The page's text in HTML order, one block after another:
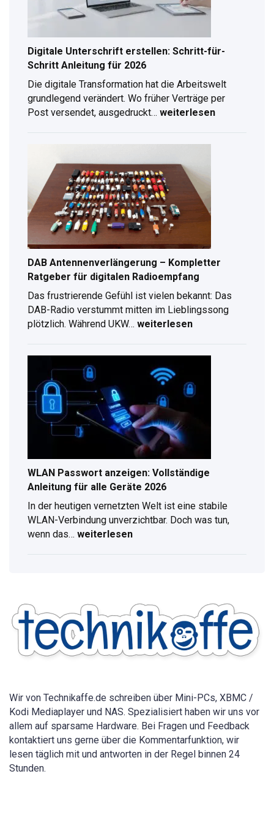
Digitale Unterschrift erstellen: Schritt-für-
Schritt Anleitung für 2026
Die digitale Transformation hat die Arbeitswelt
grundlegend verändert. Wo früher Verträge per
Post versendet, ausgedruckt…
Schritt
Anleitung
für
2026
weiterlesen
DAB Antennenverlängerung – Kompletter
Ratgeber für digitalen Radioempfang
Das frustrierende Gefühl ist vielen bekannt: Das
DAB-Radio verstummt mitten im Lieblingssong
plötzlich. Während UKW…
Kompletter
Ratgeber
für
digitalen
Radioempfang
weiterlesen
WLAN Passwort anzeigen: Vollständige
Anleitung für alle Geräte 2026
In der heutigen vernetzten Welt ist eine stabile
WLAN-Verbindung unverzichtbar. Doch was tun,
wenn das…
für
alle
Geräte
2026
weiterlesen
Wir von Technikaffe.de schreiben über Mini-PCs, XBMC /
Kodi Mediaplayer und NAS. Spezialisiert haben wir uns vor
allem auf sparsame Hardware. Bei Fragen und Feedback
kontaktiert uns gerne über die Kommentarfunktion, wir
lesen täglich mit und antworten in der Regel binnen 24
Stunden.